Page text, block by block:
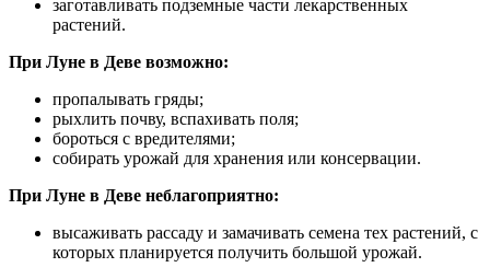
заготавливать подземные части лекарственных
растений.
При Луне в Деве возможно:
пропалывать гряды;
рыхлить почву, вспахивать поля;
бороться с вредителями;
собирать урожай для хранения или консервации.
При Луне в Деве неблагоприятно:
высаживать рассаду и замачивать семена тех растений, с
которых планируется получить большой урожай.